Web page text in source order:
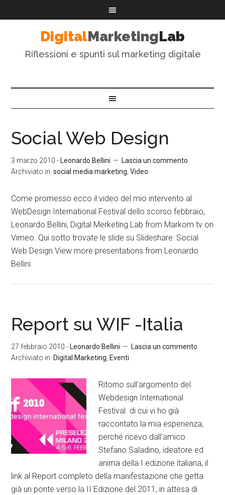
DigitalMarketingLab
Riflessioni e spunti sul marketing digitale
Social Web Design
3 marzo 2010 - Leonardo Bellini
Lascia un commento
Archiviato in:social media marketing ,Video
Come promesso ecco il video del mio intervento al
WebDesign International Festival dello scorso febbraio;
Leonardo Bellini, Digital Merketing Lab from Markom.tv on
Vimeo. Qui sotto trovate le slide su Slideshare: Social
Web Design View more presentations from Leonardo
Bellini.
Report su WIF -Italia
27 febbraio 2010 - Leonardo Bellini
Lascia un commento
Archiviato in: Digital Marketing Eventi
Ritorno sull'argomento del
Webdesign International
Festival di cui vi ho già
raccontato la mia esperienza,
perché ricevo dall'amico
Stefano Saladino, ideatore ed
anima della I edizione italiana, il
link al Report completo della manifestazione che getta
già un ponte verso la II Edizione del 2011, in attesa di